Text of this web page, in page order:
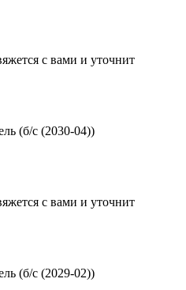
с вами и уточнит
(б/с (2030-04))
с вами и уточнит
(б/с (2029-02))